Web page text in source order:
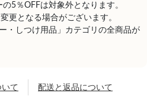
5％OFFは対象外となります。
更となる場合がございます。
・しつけ用品」カテゴリの全商品が
て 配送と返品について